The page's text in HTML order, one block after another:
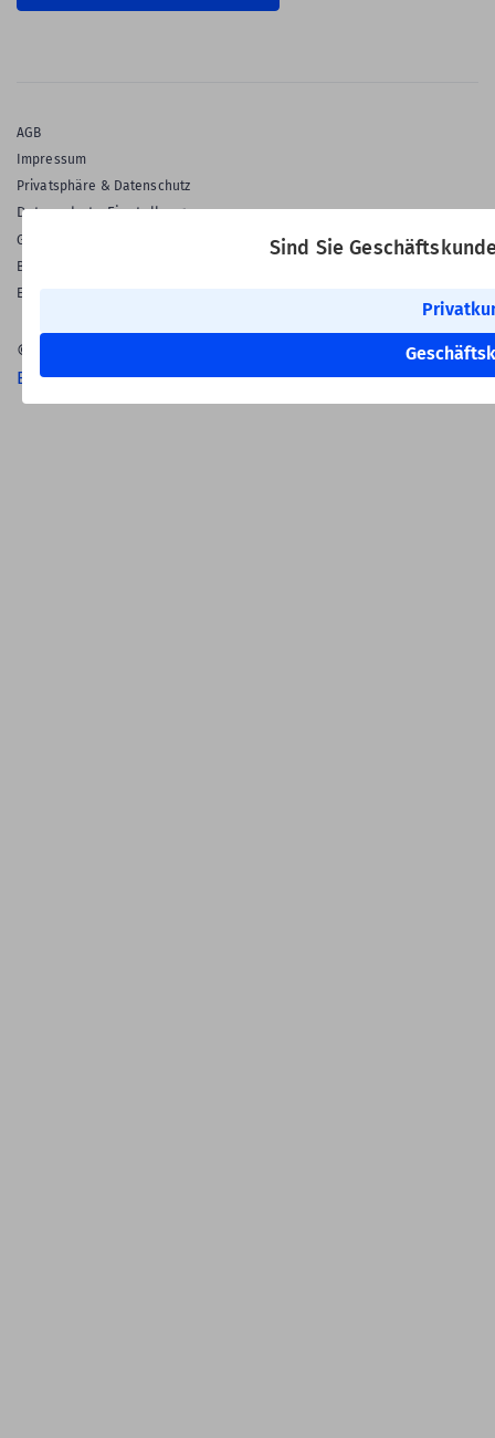
Sind Sie
AGB
Impressum
Privatsphäre & Datenschutz
Datenschutz-Einstellungen
Gewährleistung
Barrierefreiheitserklärung
English Language
© 2026 Labelident GmbH
Ein Unternehmen der Klaus Kroschke Gruppe